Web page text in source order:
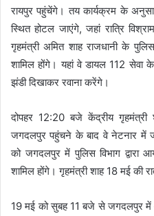
रायपुर पहुंचेंगे। तय कार्यक्रम के
स्थित होटल जाएंगे, जहां रात्रि
गृहमंत्री अमित शाह राजधानी के
शामिल होंगे। यहां वे डायल 112 सेवा
झंडी दिखाकर रवाना करेंगे।
दोपहर 12:20 बजे केंद्रीय गृहमंत्री
जगदलपुर पहुंचने के बाद वे नेटनार में
को जगदलपुर में पुलिस विभाग द्वारा
शामिल होंगे। गृहमंत्री शाह 18 मई की
19 मई को सुबह 11 बजे से जगदलपुर में